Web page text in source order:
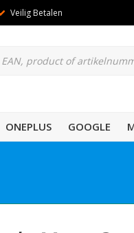
Veilig Betalen
ONEPLUS GOOGLE